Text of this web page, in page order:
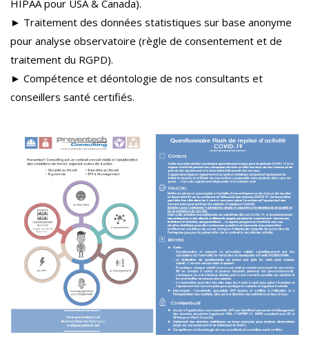
HIPAA pour USA & Canada).
► Traitement des données statistiques sur base anonyme
pour analyse observatoire (règle de consentement et de
traitement du RGPD).
► Compétence et déontologie de nos consultants et
conseillers santé certifiés.